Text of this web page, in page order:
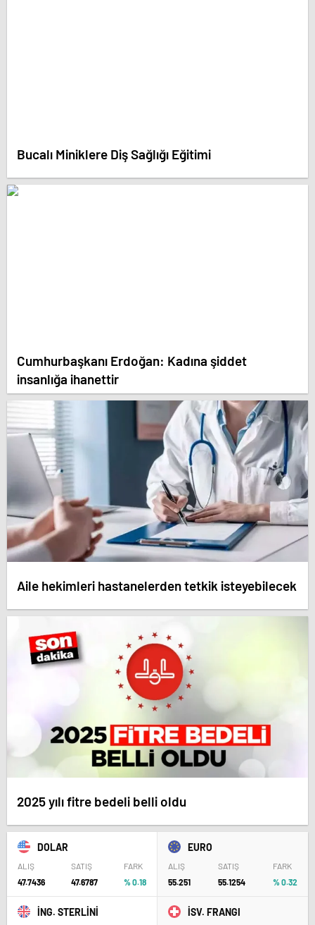
Bucalı Miniklere Diş Sağlığı Eğitimi
Cumhurbaşkanı Erdoğan: Kadına şiddet
insanlığa ihanettir
Aile hekimleri hastanelerden tetkik isteyebilecek
2025 yılı fitre bedeli belli oldu
DOLAR
ALIŞ
47.7436
SATIŞ
47.6787
FARK
% 0.18
EURO
ALIŞ
55.251
SATIŞ
55.1254
FARK
% 0.32
İNG. STERLİNİ İSV. FRANGI